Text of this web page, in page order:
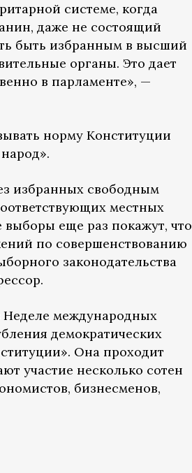
системе, когда
даже не состоящий
быть избранным в высший
органы. Это дает
в парламенте», —
норму Конституции
избранных свободным
местных
еще раз покажут, что
по совершенствованию
законодательства
Неделе международных
демократических
Она проходит
участие несколько сотен
бизнесменов,